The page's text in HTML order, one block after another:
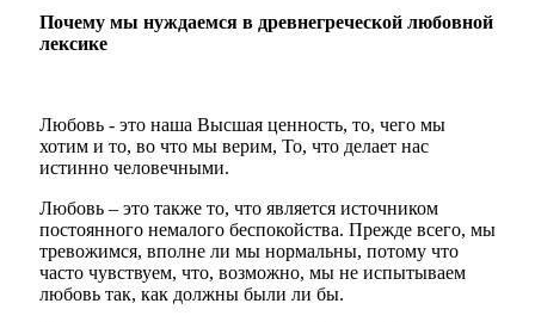
Почему мы нуждаемся в древнегреческой любовной
лексике
Любовь - это наша Высшая ценность, то, чего мы
хотим и то, во что мы верим, То, что делает нас
истинно человечными.
Любовь – это также то, что является источником
постоянного немалого беспокойства. Прежде всего, мы
тревожимся, вполне ли мы нормальны, потому что
часто чувствуем, что, возможно, мы не испытываем
любовь так, как должны были ли бы.